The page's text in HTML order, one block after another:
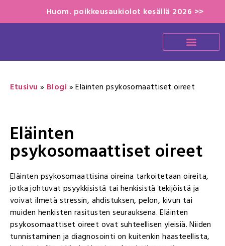
Huom. poikkeusaukiolot kesällä 2026 >>
Etusivu » Blogi »Eläinten psykosomaattiset oireet
Eläinten
psykosomaattiset oireet
Eläinten psykosomaattisina oireina tarkoitetaan oireita,
jotka johtuvat psyykkisistä tai henkisistä tekijöistä ja
voivat ilmetä stressin, ahdistuksen, pelon, kivun tai
muiden henkisten rasitusten seurauksena. Eläinten
psykosomaattiset oireet ovat suhteellisen yleisiä. Niiden
tunnistaminen ja diagnosointi on kuitenkin haasteellista,